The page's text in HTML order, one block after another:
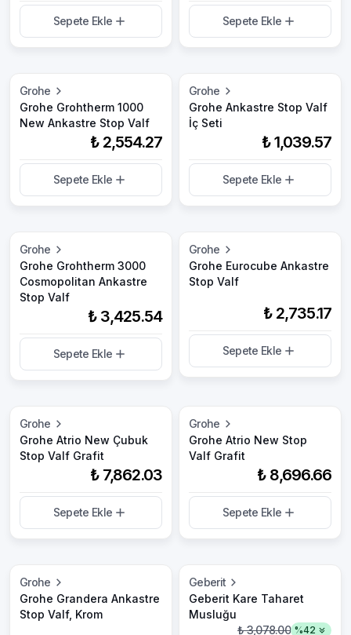
Sepete Ekle Sepete Ekle
Grohe
Grohe Grohtherm 1000
New Ankastre Stop Valf
₺ 2,554.27
Sepete Ekle
Grohe
Grohe Ankastre Stop Valf
İç Seti
₺ 1,039.57
Sepete Ekle
Grohe
Grohe Grohtherm 3000
Cosmopolitan Ankastre
Stop Valf
₺ 3,425.54
Sepete Ekle
Grohe
Grohe Eurocube Ankastre
Stop Valf
₺ 2,735.17
Sepete Ekle
Grohe
Grohe Atrio New Çubuk
Stop Valf Grafit
₺ 7,862.03
Sepete Ekle
Grohe
Grohe Atrio New Stop
Valf Grafit
₺ 8,696.66
Sepete Ekle
Grohe
Grohe Grandera Ankastre
Stop Valf, Krom
Geberit
Geberit Kare Taharet
Musluğu
₺ 3,078.00 %42